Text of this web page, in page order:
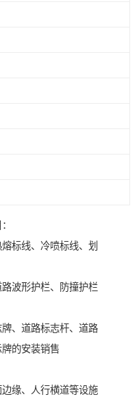
标线、冷喷标线、划
波形护栏、防撞护栏
、道路标志杆、道路
的安装销售
缘、人行横道等设施